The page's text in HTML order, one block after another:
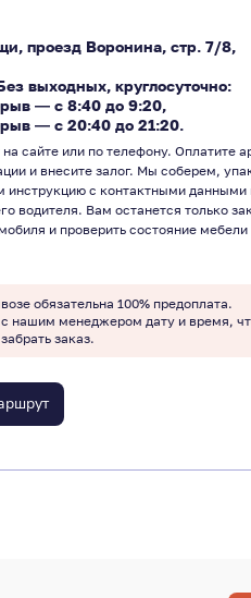
проезд Воронина, стр. 7/8,
выходных, круглосуточно:
― с 8:40 до 9:20,
― с 20:40 до 21:20.
сайте или по телефону. Оплатите
и внесите залог. Мы соберем,
инструкцию с контактными данными
водителя. Вам останется только
и проверить состояние мебели
обязательна 100% предоплата.
с нашим менеджером дату и время,
заказ.